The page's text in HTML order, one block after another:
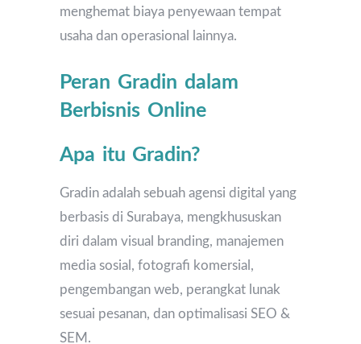
menghemat biaya penyewaan tempat
usaha dan operasional lainnya.
Peran Gradin dalam
Berbisnis Online
Apa itu Gradin?
Gradin adalah sebuah agensi digital yang
berbasis di Surabaya, mengkhususkan
diri dalam visual branding, manajemen
media sosial, fotografi komersial,
pengembangan web, perangkat lunak
sesuai pesanan, dan optimalisasi SEO &
SEM.